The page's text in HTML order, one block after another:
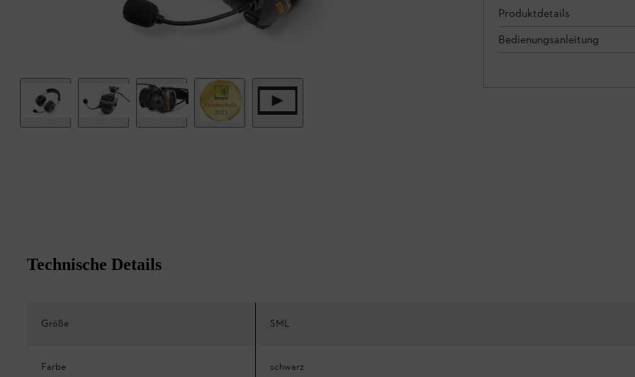
Produktdetails
Bedienungsanleitung
Technische Details
Größe SML
Farbe schwarz